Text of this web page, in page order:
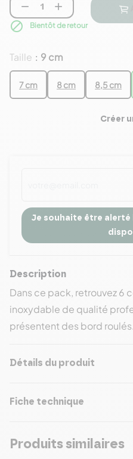
Taille : 9 cm
7 cm 8 cm 8,5 cm
 
 Bientôt de retour
Créer
Je souhaite être
Description
Dans ce pack, retrouvez 6
inoxydable de qualité
présentent des bord
Détails du produit
Fiche technique
Produits similaires